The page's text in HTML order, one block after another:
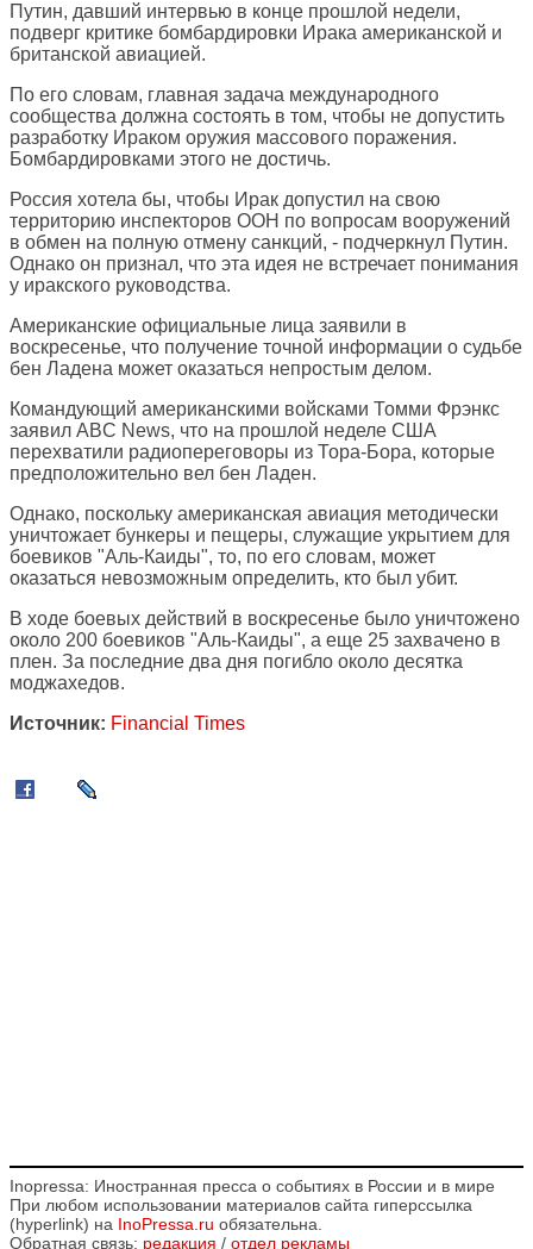
Путин, давший интервью в конце прошлой недели,
подверг критике бомбардировки Ирака американской и
британской авиацией.
По его словам, главная задача международного
сообщества должна состоять в том, чтобы не допустить
разработку Ираком оружия массового поражения.
Бомбардировками этого не достичь.
Россия хотела бы, чтобы Ирак допустил на свою
территорию инспекторов ООН по вопросам вооружений
в обмен на полную отмену санкций, - подчеркнул Путин.
Однако он признал, что эта идея не встречает понимания
у иракского руководства.
Американские официальные лица заявили в
воскресенье, что получение точной информации о судьбе
бен Ладена может оказаться непростым делом.
Командующий американскими войсками Томми Фрэнкс
заявил ABC News, что на прошлой неделе США
перехватили радиопереговоры из Тора-Бора, которые
предположительно вел бен Ладен.
Однако, поскольку американская авиация методически
уничтожает бункеры и пещеры, служащие укрытием для
боевиков "Аль-Каиды", то, по его словам, может
оказаться невозможным определить, кто был убит.
В ходе боевых действий в воскресенье было уничтожено
около 200 боевиков "Аль-Каиды", а еще 25 захвачено в
плен. За последние два дня погибло около десятка
моджахедов.
Источник: Financial Times
Inopressa: Иностранная пресса о событиях в России и в мире
При любом использовании материалов сайта гиперссылка
(hyperlink) на InoPressa.ru обязательна.
Обратная связь: редакция / отдел рекламы